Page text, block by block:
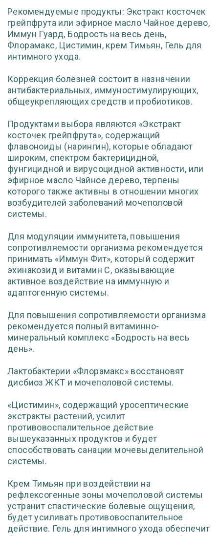
Рекомендуемые продукты: Экстракт косточек
грейпфрута или эфирное масло Чайное дерево,
Иммун Гуард, Бодрость на весь день,
Флорамакс, Цистимин, крем Тимьян, Гель для
интимного ухода.
Коррекция болезней состоит в назначении
антибактериальных, иммуностимулирующих,
общеукрепляющих средств и пробиотиков.
Продуктами выбора являются «Экстракт
косточек грейпфрута», содержащий
флавоноиды (нарингин), которые обладают
широким, спектром бактерицидной,
фунгицидной и вирусоцидной активности, или
эфирное масло Чайное дерево, терпены
которого также активны в отношении многих
возбудителей заболеваний мочеполовой
системы.
Для модуляции иммунитета, повышения
сопротивляемости организма рекомендуется
принимать «Иммун Фит», который содержит
эхинакозид и витамин С, оказывающие
активное воздействие на иммунную и
адаптогенную системы.
Для повышения сопротивляемости организма
рекомендуется полный витаминно-
минеральный комплекс «Бодрость на весь
день».
Лактобактерии «Флорамакс» восстановят
дисбиоз ЖКТ и мочеполовой системы.
«Цистимин», содержащий уросептические
экстракты растений, усилит
противовоспалительное действие
вышеуказанных продуктов и будет
способствовать санации мочевыделительной
системы.
Крем Тимьян при воздействии на
рефлексогенные зоны мочеполовой системы
устранит спастические болевые ощущения,
будет усиливать противовоспалительное
действие. Гель для интимного ухода обеспечит